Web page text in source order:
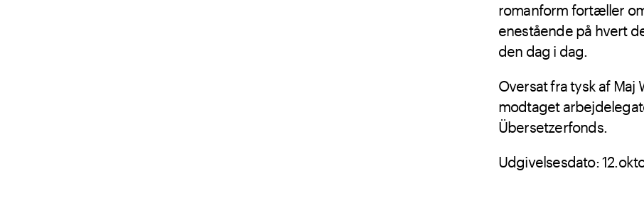
romanform fortæller
enestående på hvert
den dag i dag.
Oversat fra tysk af Maj
modtaget
Übersetzerfonds.
Udgivelsesdato: